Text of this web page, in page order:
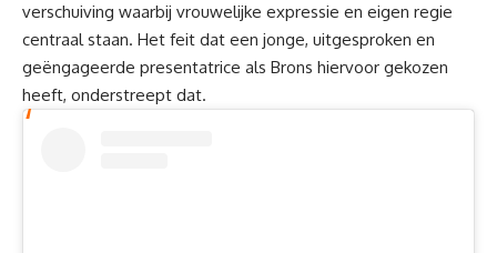
verschuiving waarbij vrouwelijke expressie en eigen regie
centraal staan. Het feit dat een jonge, uitgesproken en
geëngageerde presentatrice als Brons hiervoor gekozen
heeft, onderstreept dat.